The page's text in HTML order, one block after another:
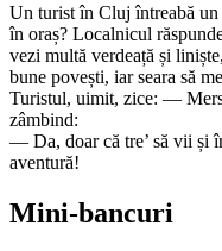
Un turist în Cluj întreabă
în oraș? Localnicul
vezi multă verdeață și
bune povești, iar seara să
Turistul, uimit, zice: —
zâmbind:
— Da, doar că tre’ să vii și
aventură!
Mini-bancuri